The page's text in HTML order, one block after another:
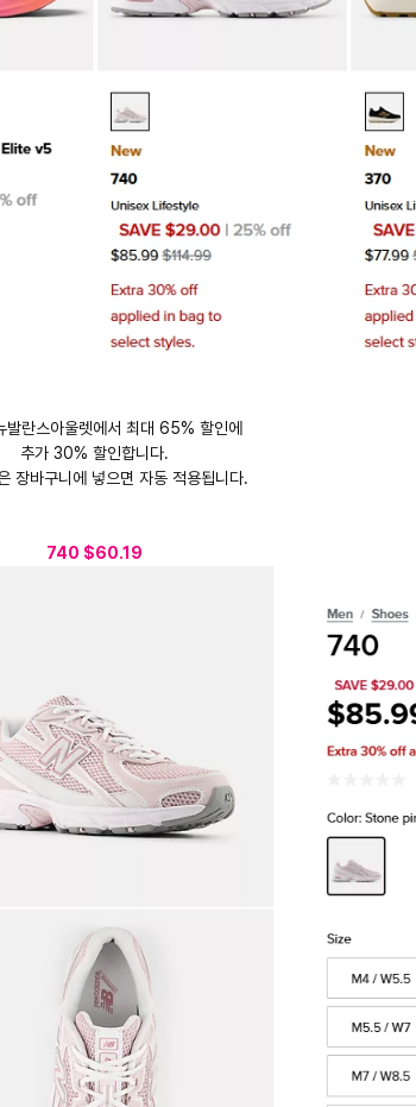
발란스아울렛에서 최대 65% 할인에
추가 30% 할인합니다.
장바구니에 넣으면 자동 적용됩니다.
740 $60.19